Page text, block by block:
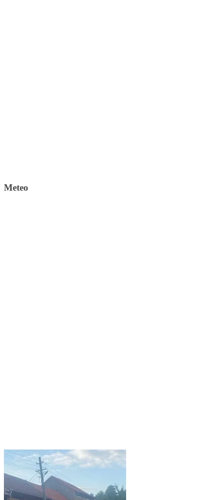
Meteo